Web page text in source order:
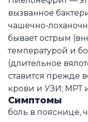
вызванное
чашечно-
бывает острым
температурой и
(длительное
ставится прежде
крови и УЗИ; МРТ
Симптомы
боль в пояснице,